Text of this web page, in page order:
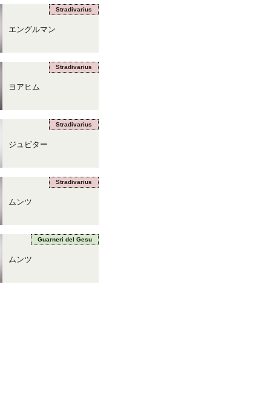
Stradivarius
エングルマン
Stradivarius
ヨアヒム
Stradivarius
ジュピター
Stradivarius
ムンツ
Guarneri del Gesu
ムンツ